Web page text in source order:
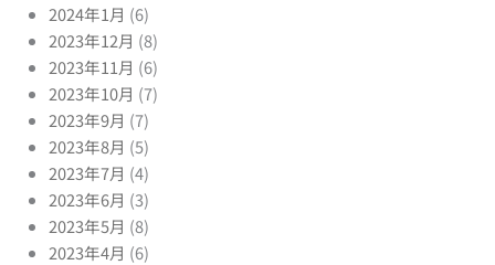
2024年1月 (6)
2023年12月 (8)
2023年11月 (6)
2023年10月 (7)
2023年9月 (7)
2023年8月 (5)
2023年7月 (4)
2023年6月 (3)
2023年5月 (8)
2023年4月 (6)